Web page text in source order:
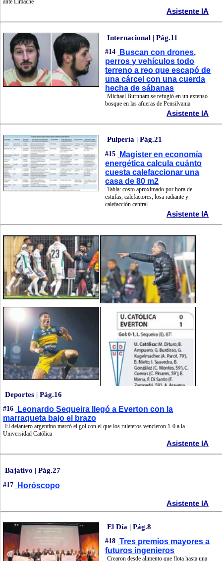
ante Limache
Asistente IA
Internacional | Pág.11
#14
Buscan con drones,
perros y vehículos todo
terreno a reo que escapó de
una cárcel con una cuerda
hecha de sábanas
Michael Burnham se refugió en un extenso
bosque en las afueras de Pensilvania
Asistente IA
Pulpería | Pág.21
#15
Magíster en economía
energética calcula cuánto
cuesta calefaccionar una
casa de 80 m2
Tabla: costo aproximado por hora de
estufas, calefactores, losa radiante y
calefacción central
Asistente IA
Deportes | Pág.16
#16
Leonardo Sequeira llegó a Everton con la
marraqueta bajo el brazo
El delantero argentino marcó el gol con el que los ruleteros vencieron 1-0 a la
Universidad Católica
Asistente IA
Bajativo | Pág.27
#17 Horóscopo
Asistente IA
El Día | Pág.8
#18 Tres premios mayores a
futuros ingenieros
Crearon desde alimento que flota hasta una